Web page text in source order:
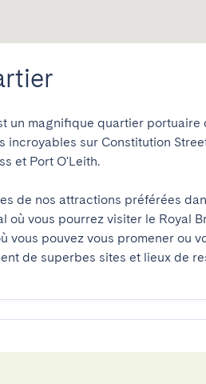
un magnifique quartier
incroyables sur Constitution
et Port O'Leith.
de nos attractions préférées
où vous pourrez visiter le Royal
vous pouvez vous promener ou
de superbes sites et lieux de